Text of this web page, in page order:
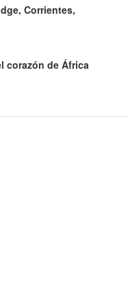
Corrientes,
corazón de África